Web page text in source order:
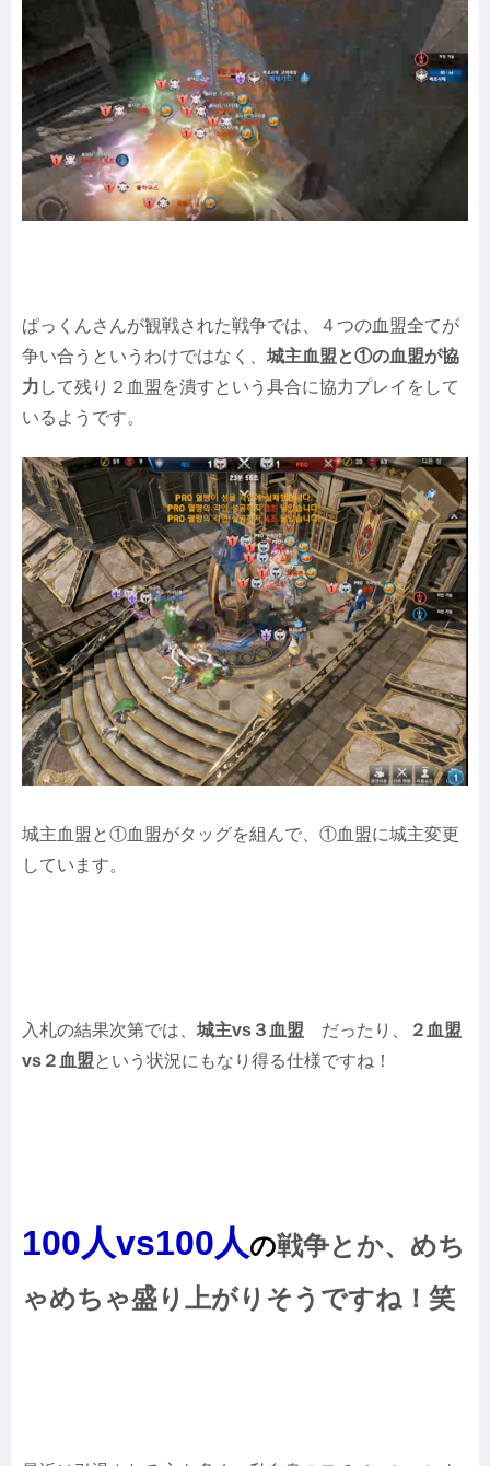
ぱっくんさんが観戦された戦争では、４つの血盟全てが
争い合うというわけではなく、 城主血盟と①の血盟が協
力 して残り２血盟を潰すという具合に協力プレイをして
いるようです。
城主血盟と①血盟がタッグを組んで、①血盟に城主変更
しています。
入札の結果次第では、 城主vs３血盟 だったり、
２血盟
vs２血盟という状況にもなり得る仕様ですね！
100人vs100人の戦争とか、めち
ゃめちゃ盛り上がりそうですね！笑